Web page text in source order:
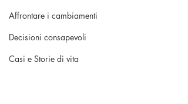
Affrontare i cambiamenti
Decisioni consapevoli
Casi e Storie di vita